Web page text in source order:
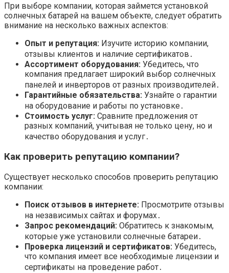
При выборе компании, которая займется установкой
солнечных батарей на вашем объекте, следует обратить
внимание на несколько важных аспектов:
Опыт и репутация: Изучите историю компании,
отзывы клиентов и наличие сертификатов․
Ассортимент оборудования: Убедитесь, что
компания предлагает широкий выбор солнечных
панелей и инверторов от разных производителей․
Гарантийные обязательства: Узнайте о гарантии
на оборудование и работы по установке․
Стоимость услуг: Сравните предложения от
разных компаний, учитывая не только цену, но и
качество оборудования и услуг․
Как проверить репутацию компании?
Существует несколько способов проверить репутацию
компании:
Поиск отзывов в интернете: Просмотрите отзывы
на независимых сайтах и форумах․
Запрос рекомендаций: Обратитесь к знакомым,
которые уже установили солнечные батареи․
Проверка лицензий и сертификатов: Убедитесь,
что компания имеет все необходимые лицензии и
сертификаты на проведение работ․